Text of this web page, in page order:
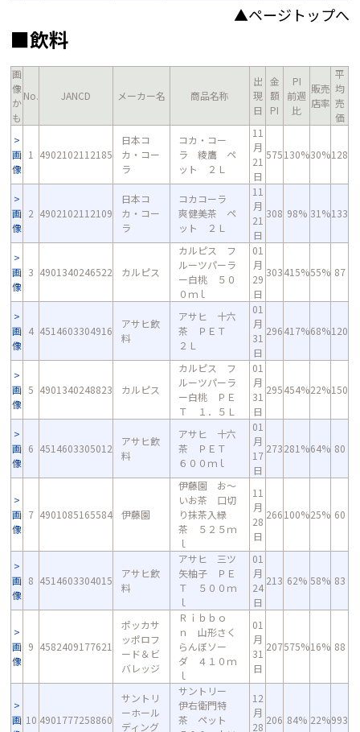
▲ページトップへ
■飲料
画
像
か
も
No. JANCD メーカー名 商品名称
出
現
日
金
額
PI
PI
前週
比
販売
店率
平
均
売
価
画
像
1 4902102112185
日本コ
カ・コー
ラ
コカ・コー
ラ 綾鷹 ペ
ット ２Ｌ
11
月
21
日
575130%30%128
画
像
2 4902102112109
日本コ
カ・コー
ラ
コカコーラ
爽健美茶 ペ
ット ２Ｌ
11
月
21
日
308 98% 31%133
画
像
3 4901340246522 カルピス
カルピス フ
ルーツパーラ
ー白桃 ５０
０ｍｌ
01
月
29
日
303415%55% 87
画
像
4 4514603304916
アサヒ飲
料
アサヒ 十六
茶 ＰＥＴ
２Ｌ
01
月
31
日
296417%68%120
画
像
5 4901340248823 カルピス
カルピス フ
ルーツパーラ
ー白桃 ＰＥ
Ｔ １．５Ｌ
01
月
31
日
295454%22%150
画
像
6 4514603305012
アサヒ飲
料
アサヒ 十六
茶 ＰＥＴ
６００ｍｌ
01
月
17
日
273281%64% 80
画
像
7 4901085165584 伊藤園
伊藤園 お～
いお茶 口切
り抹茶入緑
茶 ５２５ｍ
ｌ
11
月
28
日
266100%25% 60
画
像
8 4514603304015
アサヒ飲
料
アサヒ 三ツ
矢柚子 ＰＥ
Ｔ ５００ｍ
ｌ
01
月
24
日
213 62% 58% 83
画
像
9 4582409177621
ポッカサ
ッポロフ
ード＆ビ
バレッジ
Ｒｉｂｂｏ
ｎ 山形さく
らんぼソー
ダ ４１０ｍ
ｌ
01
月
31
日
207575%16% 88
画 10 4901777258860
サントリ
ーホール
ディング
サントリー
伊右衛門特
茶 ペット
12
月
28
206 84% 22%993